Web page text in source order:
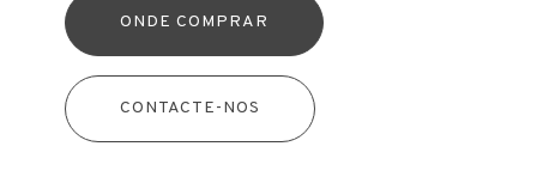
ONDE COMPRAR
CONTACTE-NOS